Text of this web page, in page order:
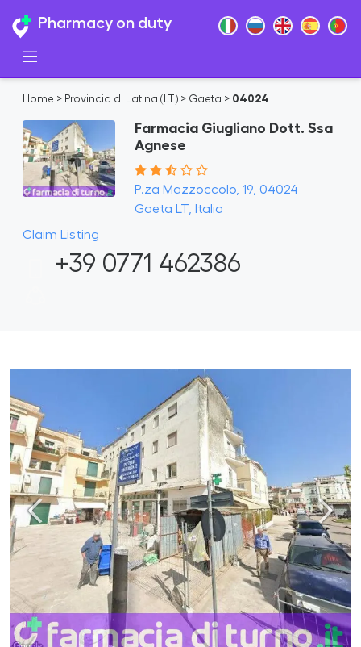
Pharmacy on duty
Home > Provincia di Latina (LT) > Gaeta > 04024
Farmacia Giugliano Dott. Ssa
Agnese
P.za Mazzoccolo, 19, 04024
Gaeta LT, Italia
Claim Listing
+39 0771 462386